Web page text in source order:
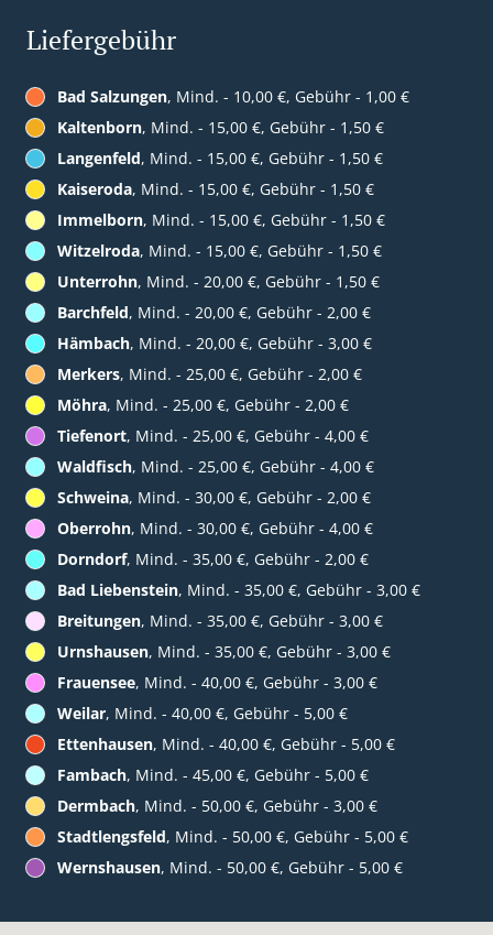
Liefergebühr
Bad Salzungen, Mind. - 10,00 €, Gebühr - 1,00 €
Kaltenborn, Mind. - 15,00 €, Gebühr - 1,50 €
Langenfeld, Mind. - 15,00 €, Gebühr - 1,50 €
Kaiseroda, Mind. - 15,00 €, Gebühr - 1,50 €
Immelborn, Mind. - 15,00 €, Gebühr - 1,50 €
Witzelroda, Mind. - 15,00 €, Gebühr - 1,50 €
Unterrohn, Mind. - 20,00 €, Gebühr - 1,50 €
Barchfeld, Mind. - 20,00 €, Gebühr - 2,00 €
Hämbach, Mind. - 20,00 €, Gebühr - 3,00 €
Merkers, Mind. - 25,00 €, Gebühr - 2,00 €
Möhra, Mind. - 25,00 €, Gebühr - 2,00 €
Tiefenort, Mind. - 25,00 €, Gebühr - 4,00 €
Waldfisch, Mind. - 25,00 €, Gebühr - 4,00 €
Schweina, Mind. - 30,00 €, Gebühr - 2,00 €
Oberrohn, Mind. - 30,00 €, Gebühr - 4,00 €
Dorndorf, Mind. - 35,00 €, Gebühr - 2,00 €
Bad Liebenstein, Mind. - 35,00 €, Gebühr - 3,00 €
Breitungen, Mind. - 35,00 €, Gebühr - 3,00 €
Urnshausen, Mind. - 35,00 €, Gebühr - 3,00 €
Frauensee, Mind. - 40,00 €, Gebühr - 3,00 €
Weilar, Mind. - 40,00 €, Gebühr - 5,00 €
Ettenhausen, Mind. - 40,00 €, Gebühr - 5,00 €
Fambach, Mind. - 45,00 €, Gebühr - 5,00 €
Dermbach, Mind. - 50,00 €, Gebühr - 3,00 €
Stadtlengsfeld, Mind. - 50,00 €, Gebühr - 5,00 €
Wernshausen, Mind. - 50,00 €, Gebühr - 5,00 €